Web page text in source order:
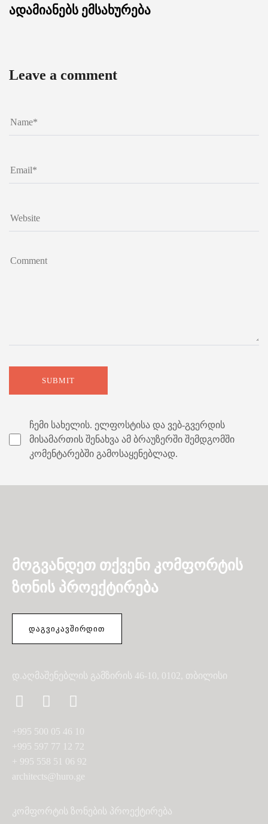
ადამიანებს ემსახურება
Leave a comment
ჩემი სახელის. ელფოსტისა და ვებ-გვერდის
მისამართის შენახვა ამ ბრაუზერში შემდგომში
კომენტარებში გამოსაყენებლად.
მოგვანდეთ თქვენი კომფორტის
ზონის პროექტირება
ᲓᲐᲒᲕᲘᲙᲐᲕᲨᲘᲠᲓᲘᲗ
დ.აღმაშენებლის გამზირის 46-10, 0102, თბილისი
+995 500 05 46 10
+995 597 77 12 72
+ 995 558 51 06 92
architects@huro.ge
კომფორტის ზონების პროექტირება